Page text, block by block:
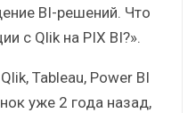
BI-решений. Что
с Qlik на PIX BI?».
Tableau, Power BI
уже 2 года назад,